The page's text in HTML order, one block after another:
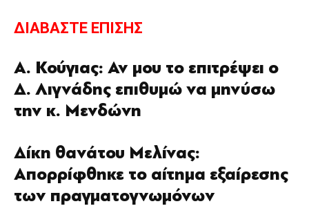
ΔΙΑΒΑΣΤΕ ΕΠΙΣΗΣ
Α. Κούγιας: Αν μου το επιτρέψει ο
Δ. Λιγνάδης επιθυμώ να μηνύσω
την κ. Μενδώνη
Δίκη θανάτου Μελίνας:
Απορρίφθηκε το αίτημα εξαίρεσης
των πραγματογνωμόνων